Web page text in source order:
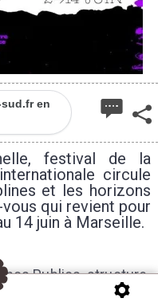
en
festival de la
circule
et les horizons
qui revient pour
14 juin à Marseille.
Publics, structure
à Marseille, sont